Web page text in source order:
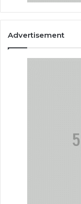
Advertisement